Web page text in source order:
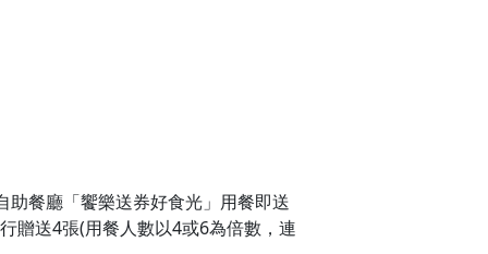
餐廳「饗樂送券好食光」用餐即送
贈送4張(用餐人數以4或6為倍數，連